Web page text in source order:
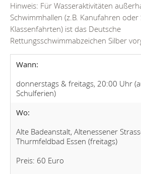
Hinweis: Für Wasseraktivitäten
Schwimmhallen (z.B. Kanufahren
Klassenfahrten) ist das Deutsche
Rettungsschwimmabzeichen Silber
Wann:
donnerstags & freitags, 20:00 Uhr
Schulferien)
Wo:
Alte Badeanstalt, Altenessener
Thurmfeldbad Essen (freitags)
Preis: 60 Euro